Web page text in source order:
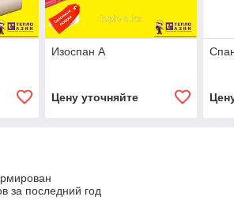
Изоспан А
Цену уточняйте
за последний год